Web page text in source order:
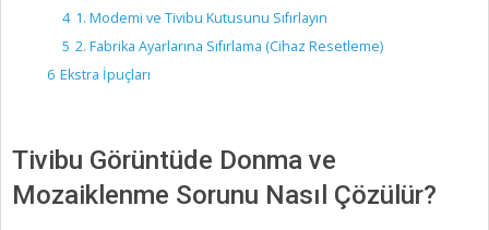
4 1. Modemi ve Tivibu Kutusunu Sıfırlayın
5 2. Fabrika Ayarlarına Sıfırlama (Cihaz Resetleme)
6 Ekstra İpuçları
Tivibu Görüntüde Donma ve
Mozaiklenme Sorunu Nasıl Çözülür?